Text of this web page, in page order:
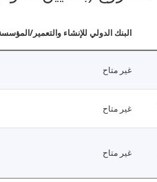
البنك الدولي للإنشاء والتعمير/المؤسسة
غير متاح
غير متاح
غير متاح